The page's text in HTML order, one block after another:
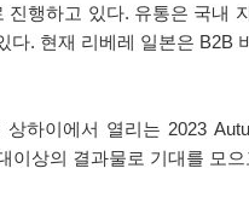
행하고 있다. 유통은 국내
. 현재 리베레 일본은
하이에서 열리는 2023
이상의 결과물로 기대를 모으